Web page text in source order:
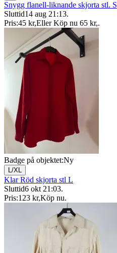
Snygg flanell-liknande skjorta stl. S
Sluttid14 aug 21:13.
Pris:45 kr,Eller Köp nu 65 kr,.
Badge på objektet:Ny
L/XL
Klar Röd skjorta stl L
Sluttid6 okt 21:03.
Pris:123 kr,Köp nu.